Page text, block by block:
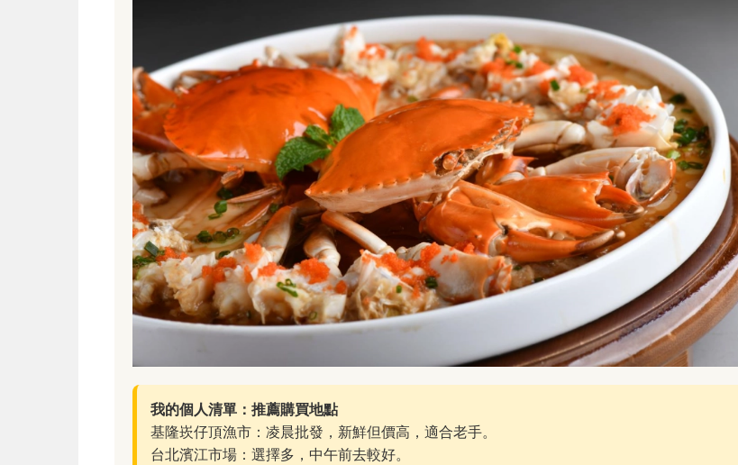
我的個人清單：推薦購買地點
基隆崁仔頂漁市：凌晨批發，新鮮但價高，適合老手。
台北濱江市場：選擇多，中午前去較好。